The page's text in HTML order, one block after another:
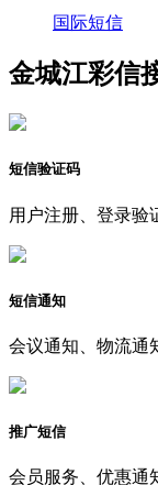
国际短信
金城江彩信
短信验证码
用户注册、登录验
短信通知
会议通知、物流通
推广短信
会员服务、优惠通